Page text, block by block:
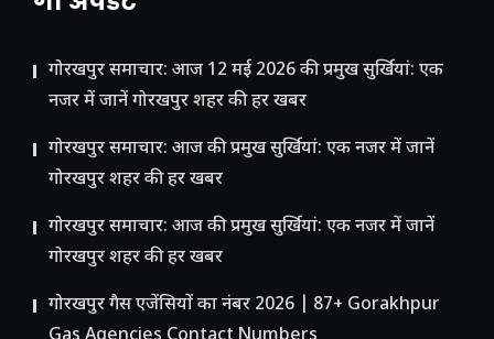
गोरखपुर समाचार: आज 12 मई 2026 की प्रमुख सुर्खियां: एक
नजर में जानें गोरखपुर शहर की हर खबर
गोरखपुर समाचार: आज की प्रमुख सुर्खियां: एक नजर में जानें
गोरखपुर शहर की हर खबर
गोरखपुर समाचार: आज की प्रमुख सुर्खियां: एक नजर में जानें
गोरखपुर शहर की हर खबर
गोरखपुर गैस एजेंसियों का नंबर 2026 | 87+ Gorakhpur